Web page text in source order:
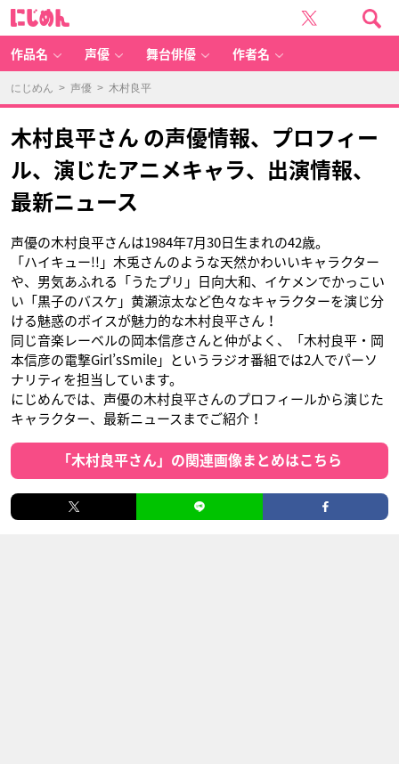
作品名 声優 舞台俳優 作者名
にじめん > 声優 > 木村良平
木村良平さん の声優情報、プロフィー
ル、演じたアニメキャラ、出演情報、
最新ニュース
声優の木村良平さんは1984年7月30日生まれの42歳。
「ハイキュー!!」木兎さんのような天然かわいいキャラクター
や、男気あふれる「うたプリ」日向大和、イケメンでかっこい
い「黒子のバスケ」黄瀬涼太など色々なキャラクターを演じ分
ける魅惑のボイスが魅力的な木村良平さん！
同じ音楽レーベルの岡本信彦さんと仲がよく、「木村良平・岡
本信彦の電撃Girl’sSmile」というラジオ番組では2人でパーソ
ナリティを担当しています。
にじめんでは、声優の木村良平さんのプロフィールから演じた
キャラクター、最新ニュースまでご紹介！
「木村良平さん」の関連画像まとめはこちら